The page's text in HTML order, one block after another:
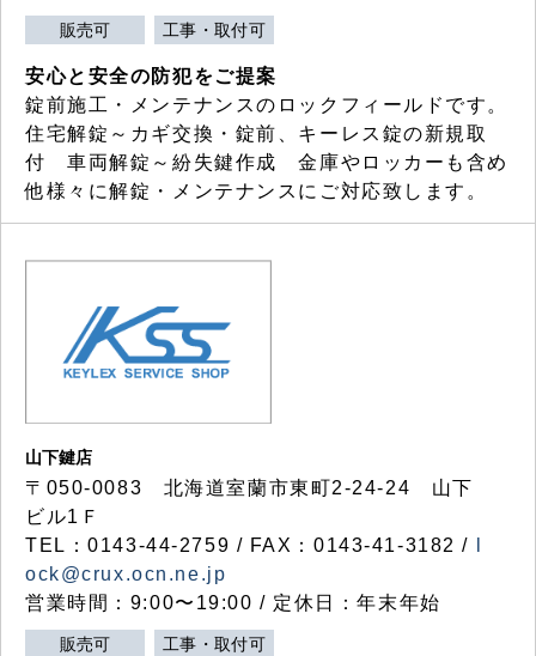
販売可 工事・取付可
安心と安全の防犯をご提案
錠前施工・メンテナンスのロックフィールドです。
住宅解錠～カギ交換・錠前、キーレス錠の新規取
付 車両解錠～紛失鍵作成 金庫やロッカーも含め
他様々に解錠・メンテナンスにご対応致します。
山下鍵店
〒050-0083 北海道室蘭市東町2-24-24 山下
ビル1Ｆ
TEL：0143-44-2759 / FAX：0143-41-3182 /
ock@crux.ocn.ne.jp
営業時間：9:00〜19:00 / 定休日：年末年始
販売可 工事・取付可